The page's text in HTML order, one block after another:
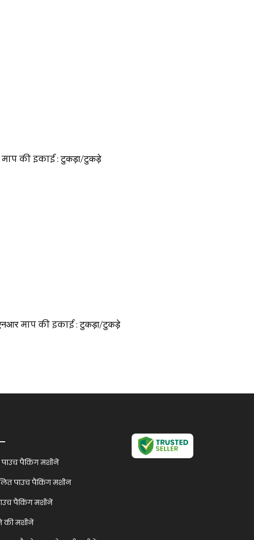
माप की इकाई :टुकड़ा/टुकड़े
माप की इकाई :टुकड़ा/टुकड़े
पाउच पैकिंग मशीनें
पाउच पैकिंग मशीन
पैकिंग मशीनें
की मशीनें